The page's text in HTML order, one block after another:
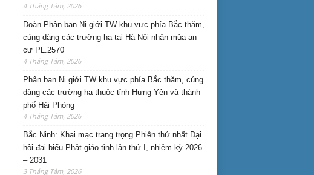
4 Tháng Tám, 2026
Đoàn Phân ban Ni giới TW khu vực phía Bắc thăm,
cúng dàng các trường hạ tại Hà Nội nhân mùa an
cư PL.2570
4 Tháng Tám, 2026
Phân ban Ni giới TW khu vực phía Bắc thăm, cúng
dàng các trường hạ thuộc tỉnh Hưng Yên và thành
phố Hải Phòng
4 Tháng Tám, 2026
Bắc Ninh: Khai mạc trang trọng Phiên thứ nhất Đại
hội đại biểu Phật giáo tỉnh lần thứ I, nhiệm kỳ 2026
– 2031
3 Tháng Tám, 2026